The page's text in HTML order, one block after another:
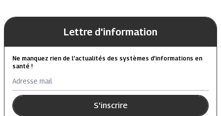
Lettre d'information
Ne manquez rien de l’actualités des systèmes d’informations en
santé !
Adresse mail
S'inscrire